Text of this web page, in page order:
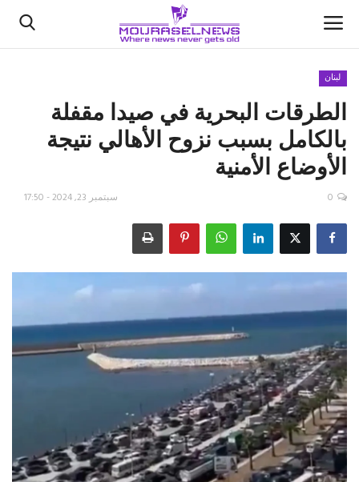
الأخبار
كتّابنا
السعودية
اقتصاد
علوم وتكنولوجيا
رياضة
فيديو
حياة
لبنان
الطرقات البحرية في ‎صيدا مقفلة
بالكامل بسبب نزوح الأهالي نتيجة
الأوضاع الأمنية
سبتمبر 23, 2024 - 17:50 0